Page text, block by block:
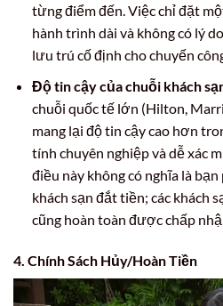
từng điểm đến. Việc chỉ đặt
hành trình dài và không có lý
lưu trú cố định cho chuyến
Độ tin cậy của chuỗi khách
chuỗi quốc tế lớn (Hilton,
mang lại độ tin cậy cao hơn
tính chuyên nghiệp và dễ xác
điều này không có nghĩa là
khách sạn đắt tiền; các khách
cũng hoàn toàn được chấp
4. Chính Sách Hủy/Hoàn Tiền